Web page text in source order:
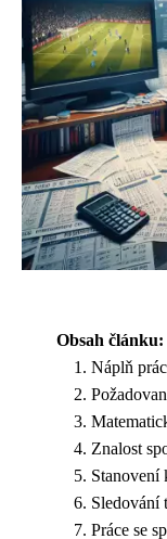
Obsah článku:
Náplň
Znalost
Stanovení
Sledování
Práce se